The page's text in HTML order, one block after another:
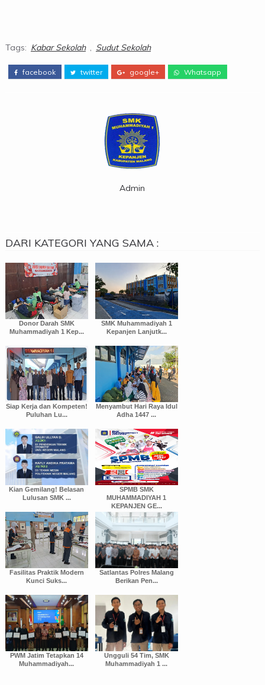
Tags: Kabar Sekolah , Sudut Sekolah
facebook twitter google+ Whatsapp
Admin
DARI KATEGORI YANG SAMA :
Donor Darah SMK
Muhammadiyah 1 Kep...
SMK Muhammadiyah 1
Kepanjen Lanjutk...
Siap Kerja dan Kompeten!
Puluhan Lu...
Menyambut Hari Raya Idul
Adha 1447 ...
Kian Gemilang! Belasan
Lulusan SMK ...
SPMB SMK
MUHAMMADIYAH 1
KEPANJEN GE...
Fasilitas Praktik Modern
Kunci Suks...
Satlantas Polres Malang
Berikan Pen...
PWM Jatim Tetapkan 14
Muhammadiyah...
Ungguli 54 Tim, SMK
Muhammadiyah 1 ...